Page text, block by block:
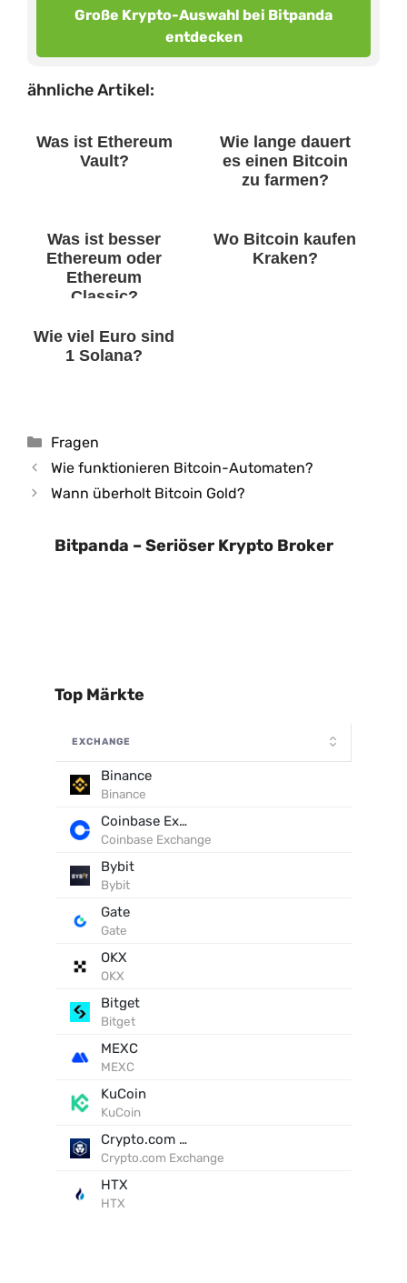
Große Krypto-Auswahl bei Bitpanda
entdecken
ähnliche Artikel:
Was ist Ethereum
Vault?
Wie lange dauert
es einen Bitcoin
zu farmen?
Was ist besser
Ethereum oder
Ethereum
Classic?
Wo Bitcoin kaufen
Kraken?
Wie viel Euro sind
1 Solana?
Kategorien
Fragen
Wie funktionieren Bitcoin-Automaten?
Wann überholt Bitcoin Gold?
Bitpanda – Seriöser Krypto Broker
Top Märkte
EXCHANGE
Binance
Binance
Coinbase Exchange
Coinbase Exchange
Bybit
Bybit
Gate
Gate
OKX
OKX
Bitget
Bitget
MEXC
MEXC
KuCoin
KuCoin
Crypto.com Exchange
Crypto.com Exchange
HTX
HTX